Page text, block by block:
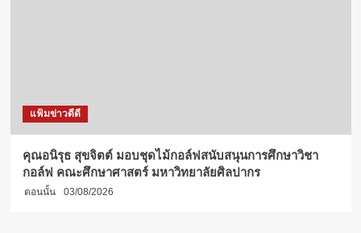
แฟ้มข่าวดีดี
คุณอนิรุธ สุขจิตต์ มอบชุดไม้กอล์ฟสนับสนุนการศึกษาวิชา
กอล์ฟ คณะศึกษาศาสตร์ มหาวิทยาลัยศิลปากร
ตอนนั้น 03/08/2026